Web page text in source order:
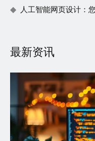
人工智能网页设计：
最新资讯